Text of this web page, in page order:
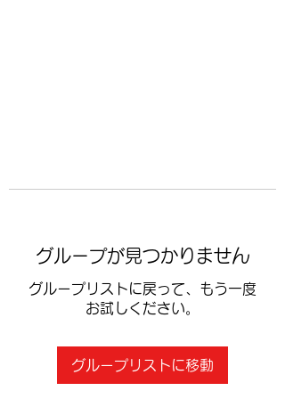
グループが見つかりません
グループリストに戻って、もう一度
お試しください。
グループリストに移動